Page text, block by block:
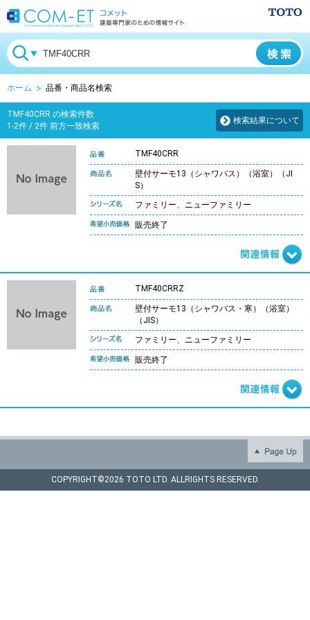
ホーム 品番・商品名検索
TMF40CRR の検索件数
1-2件 / 2件 前方一致検索
検索結果について
TMF40CRR
壁付サーモ13（シャワバス）（浴室）（JI
S）
ファミリー、ニューファミリー
販売終了
TMF40CRRZ
壁付サーモ13（シャワバス・寒）（浴室）
（JIS）
ファミリー、ニューファミリー
販売終了
COPYRIGHT©2026 TOTO LTD. ALLRIGHTS RESERVED.